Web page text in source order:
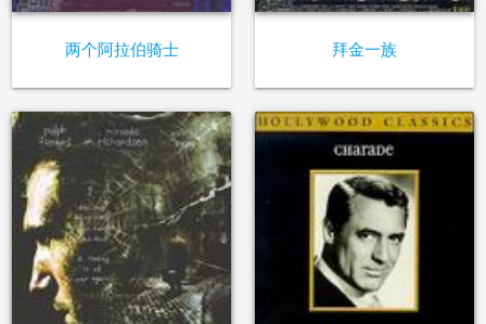
两个阿拉伯骑士 拜金一族